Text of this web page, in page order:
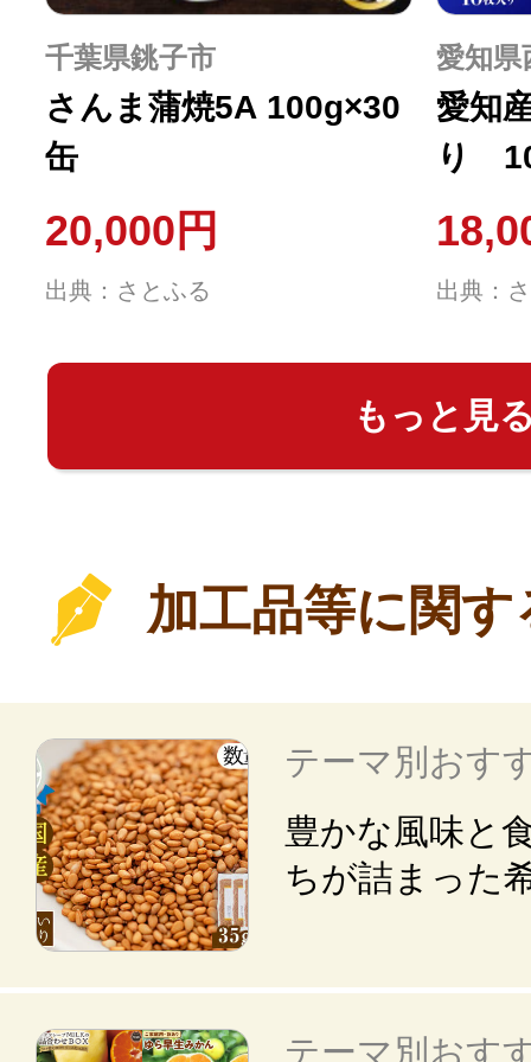
千葉県銚子市
さんま蒲焼5A 100g×30
缶
20,000円
出典：さとふる
愛知県
愛知
り
袋)・
出典：
もっと見
加工品等に関す
テーマ別おす
豊かな風味と
ちが詰まった
テーマ別おす